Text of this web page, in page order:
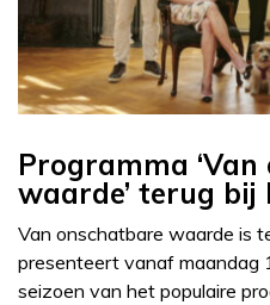
Programma
waarde’ terug bij
Van onschatbare waarde is
presenteert vanaf
seizoen van het populaire